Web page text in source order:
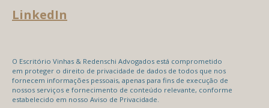
LinkedIn
O Escritório Vinhas & Redenschi Advogados está comprometido
em proteger o direito de privacidade de dados de todos que nos
fornecem informações pessoais, apenas para fins de execução de
nossos serviços e fornecimento de conteúdo relevante, conforme
estabelecido em nosso Aviso de Privacidade.